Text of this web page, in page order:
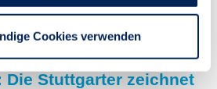
Cookies verwenden
Die Stuttgarter zeichnet